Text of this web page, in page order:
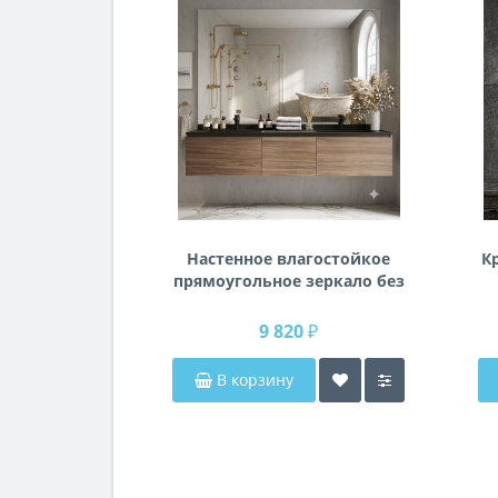
Настенное влагостойкое
прямоугольное зеркало без
см (1400 мм)
9 820 ₽
В корзину